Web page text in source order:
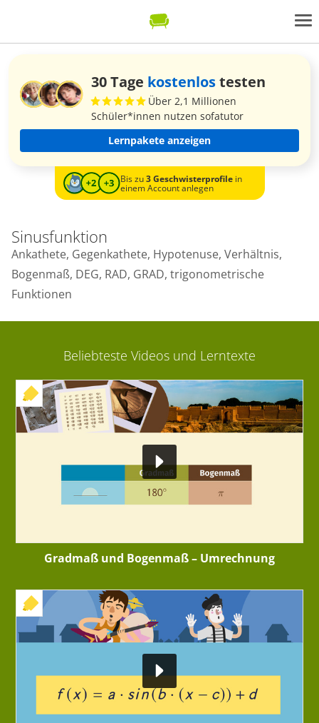
30 Tage kostenlostesten
Über 2,1 Millionen
Schüler*innen nutzen sofatutor
Lernpakete anzeigen
Bis zu3 Geschwisterprofilein
einem Account anlegen
Sinusfunktion
Ankathete, Gegenkathete, Hypotenuse, Verhältnis,
Bogenmaß, DEG, RAD, GRAD, trigonometrische
Funktionen
Beliebteste Videos und Lerntexte
+ INTERAKTIVE ÜBUNG
Gradmaß und Bogenmaß – Umrechnung
+ INTERAKTIVE ÜBUNG